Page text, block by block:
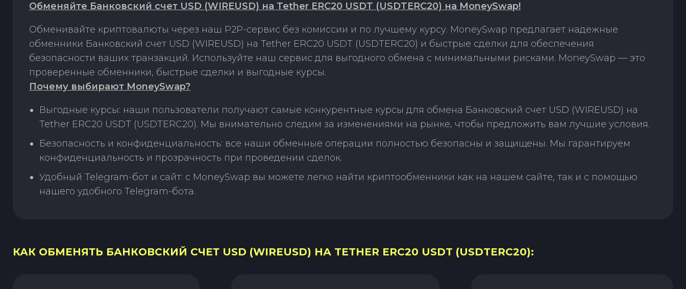
Обменяйте Банковский счет USD (WIREUSD) на Tether ERC20 USDT (USDTERC20) на MoneySwap!
Обменивайте криптовалюты через наш P2P-сервис без комиссии и по лучшему курсу. MoneySwap предлагает надежные
обменники Банковский счет USD (WIREUSD) на Tether ERC20 USDT (USDTERC20) и быстрые сделки для обеспечения
безопасности ваших транзакций. Используйте наш сервис для выгодного обмена с минимальными рисками. MoneySwap — это
проверенные обменники, быстрые сделки и выгодные курсы.
Почему выбирают MoneySwap?
Выгодные курсы: наши пользователи получают самые конкурентные курсы для обмена Банковский счет USD (WIREUSD) на
Tether ERC20 USDT (USDTERC20). Мы внимательно следим за изменениями на рынке, чтобы предложить вам лучшие условия.
Безопасность и конфиденциальность: все наши обменные операции полностью безопасны и защищены. Мы гарантируем
конфиденциальность и прозрачность при проведении сделок.
Удобный Telegram-бот и сайт: с MoneySwap вы можете легко найти криптообменники как на нашем сайте, так и с помощью
нашего удобного Telegram-бота.
КАК ОБМЕНЯТЬ БАНКОВСКИЙ СЧЕТ USD (WIREUSD) НА TETHER ERC20 USDT (USDTERC20):